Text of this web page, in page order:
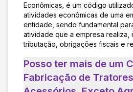
Econômicas, é um código
atividades econômicas de uma
entidade, sendo fundamental
atividade que a empresa realiza,
tributação, obrigações fiscais e
Posso ter mais de um
Fabricação de